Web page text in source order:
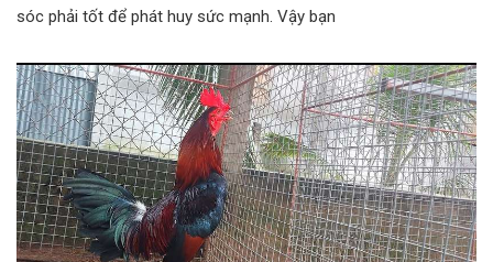
sóc phải tốt để phát huy sức mạnh. Vậy bạn